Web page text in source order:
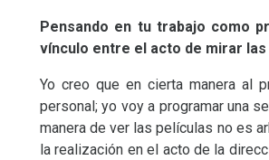
Pensando en tu trabajo como
vínculo entre el acto de mirar
Yo creo que en cierta manera al
personal; yo voy a programar una
manera de ver las películas no es
la realización en el acto de la